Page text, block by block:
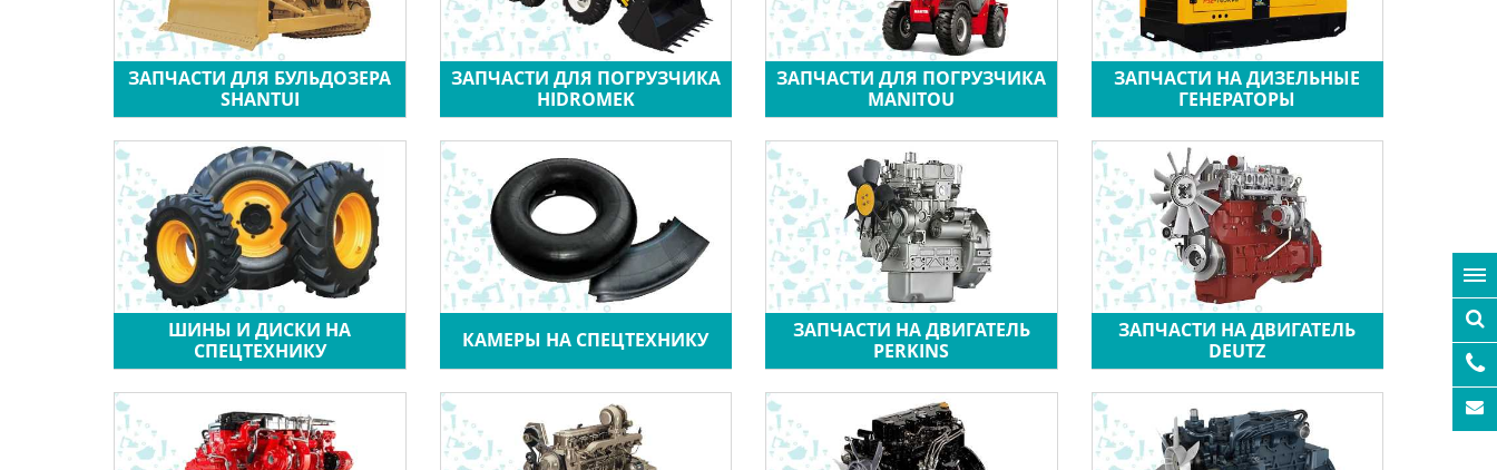
ЗАПЧАСТИ ДЛЯ БУЛЬДОЗЕРА
SHANTUI
ЗАПЧАСТИ ДЛЯ ПОГРУЗЧИКА
HIDROMEK
ЗАПЧАСТИ ДЛЯ ПОГРУЗЧИКА
MANITOU
ЗАПЧАСТИ НА ДИЗЕЛЬНЫЕ
ГЕНЕРАТОРЫ
ШИНЫ И ДИСКИ НА
СПЕЦТЕХНИКУ
КАМЕРЫ НА СПЕЦТЕХНИКУ
ЗАПЧАСТИ НА ДВИГАТЕЛЬ
PERKINS
ЗАПЧАСТИ НА ДВИГАТЕЛЬ
DEUTZ